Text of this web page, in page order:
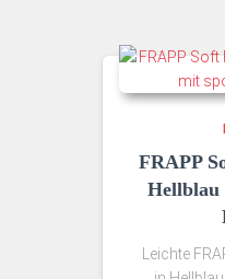
FRAPP
Hellblau
Leichte